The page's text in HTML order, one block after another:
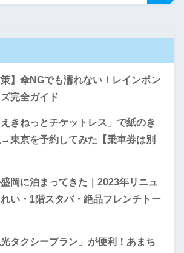
策】傘NGでも濡れない！レインポン
完全ガイド
きねっとチケットレス」で紙のき
東京を予約してみた【乗車券は別
岡に泊まってきた｜2023年リニュ
い・1階スタバ・絶品フレンチトー
タクシープラン」が便利！あまち